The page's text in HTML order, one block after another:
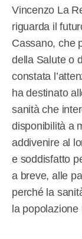
Vincenzo La
riguarda il
Cassano, che
della Salute o
constata
ha destinato
sanità che
disponibilità a
addivenire al
e soddisfatto
a breve, alle
perché la
la